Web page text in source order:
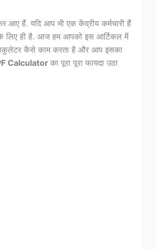
आए हैं. यदि आप भी एक केंद्रीय कर्मचारी हैं
लिए ही है. आज हम आपको इस आर्टिकल में
कैसे काम करता है और आप इसका
Calculator का पूरा पूरा फायदा उठा